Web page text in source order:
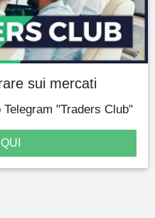
sui mercati
"Traders Club"